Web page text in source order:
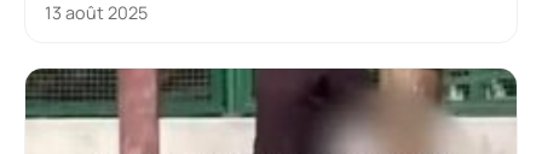
13 août 2025